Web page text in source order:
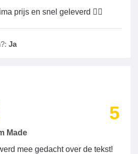
prijs en snel geleverd 👍🏼
Ja
5
Made
mee gedacht over de tekst!